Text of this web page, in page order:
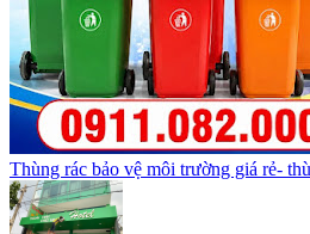
Thùng rác bảo vệ môi trường giá rẻ-